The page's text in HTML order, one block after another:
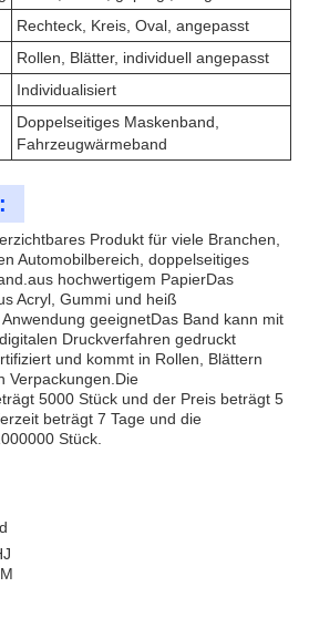
Rechteck, Kreis, Oval, angepasst
Rollen, Blätter, individuell angepasst
Individualisiert
Doppelseitiges Maskenband,
Fahrzeugwärmeband
Produkt für viele Branchen,
Automobilbereich, doppelseitiges
hochwertigem PapierDas
Acryl, Gummi und heiß
geeignetDas Band kann mit
Druckverfahren gedruckt
und kommt in Rollen, Blättern
Verpackungen.Die
5000 Stück und der Preis beträgt 5
beträgt 7 Tage und die
Stück.